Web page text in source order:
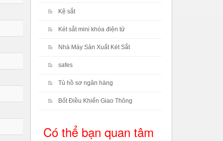
Kệ sắt
Két sắt mini khóa điện tử
Nhà Máy Sản Xuất Két Sắt
safes
Tủ hồ sơ ngân hàng
Bốt Điều Khiển Giao Thông
Có thể bạn quan tâm